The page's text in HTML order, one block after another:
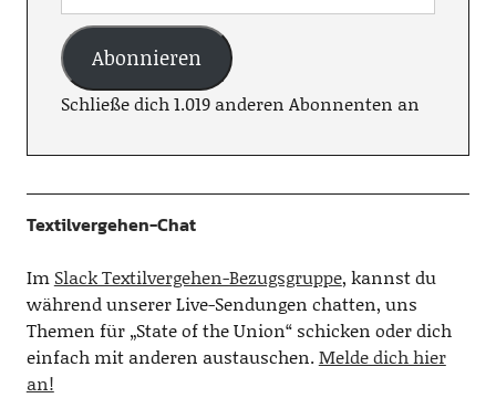
Abonnieren
Schließe dich 1.019 anderen Abonnenten an
Textilvergehen-Chat
Im Slack Textilvergehen-Bezugsgruppe, kannst du
während unserer Live-Sendungen chatten, uns
Themen für „State of the Union“ schicken oder dich
einfach mit anderen austauschen.Melde dich hier
an!